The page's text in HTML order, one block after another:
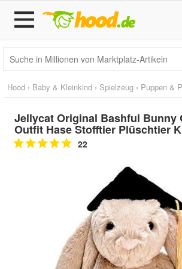
Hood › Baby & Kleinkind › Spielzeug › Puppen &
Jellycat Original Bashful Bunny
Outfit Hase Stofftier Plüschtier
22